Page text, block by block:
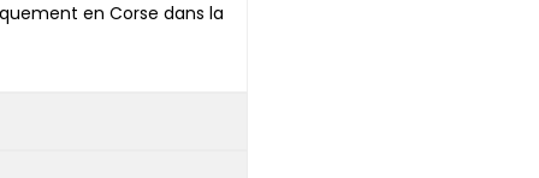
en Corse dans la